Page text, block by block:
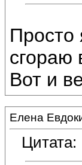
Просто
сгораю
Вот и
Елена
Цитата: